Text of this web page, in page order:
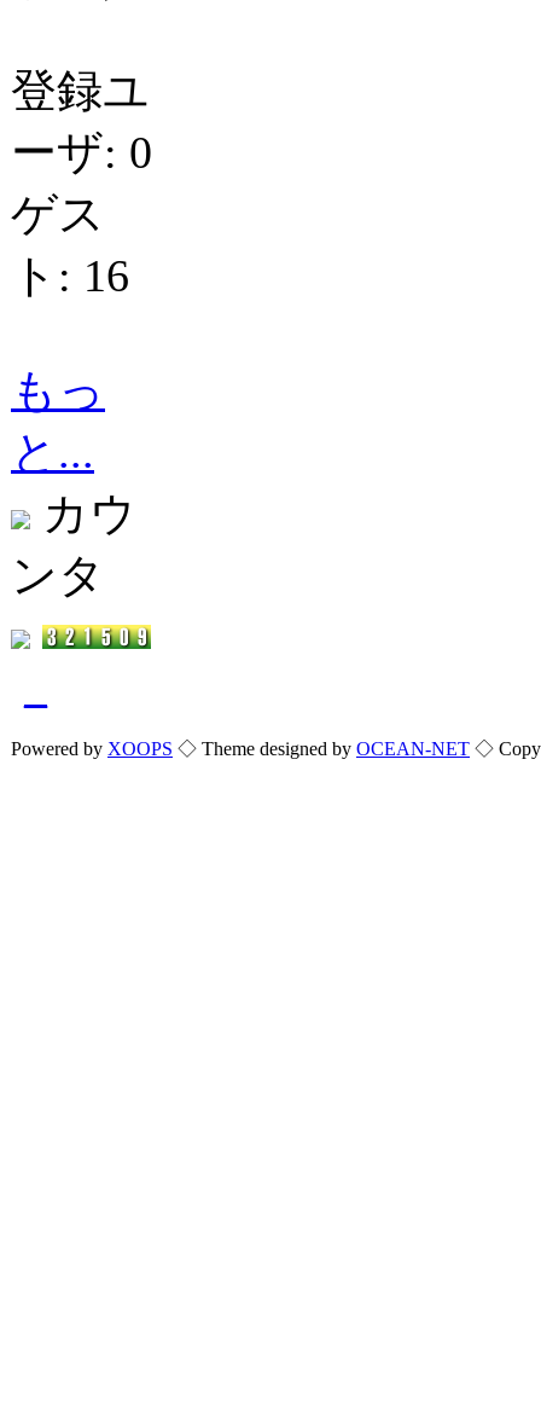
登録ユ
ーザ: 0
ゲス
ト: 16
もっ
と...
カウ
ンタ
Powered by XOOPS ◇ Theme designed by OCEAN-NET ◇